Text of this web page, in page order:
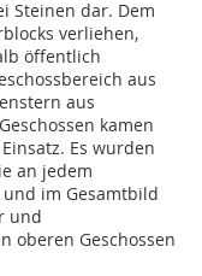
Steinen dar. Dem
verliehen,
öffentlich
aus
aus
kamen
Es wurden
an jedem
im Gesamtbild
und
oberen Geschossen